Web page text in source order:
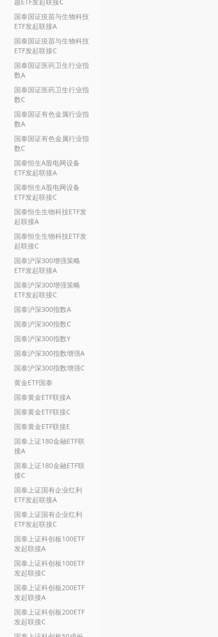
国泰国证疫苗与生物科技
ETF发起联接A
国泰国证疫苗与生物科技
ETF发起联接C
国泰国证医药卫生行业指
数A
国泰国证医药卫生行业指
数C
国泰国证有色金属行业指
数A
国泰国证有色金属行业指
数C
国泰恒生A股电网设备
ETF发起联接A
国泰恒生A股电网设备
ETF发起联接C
国泰恒生生物科技ETF发
起联接A
国泰恒生生物科技ETF发
起联接C
国泰沪深300增强策略
ETF发起联接A
国泰沪深300增强策略
ETF发起联接C
国泰沪深300指数A
国泰沪深300指数C
国泰沪深300指数Y
国泰沪深300指数增强A
国泰沪深300指数增强C
黄金ETF国泰
国泰黄金ETF联接A
国泰黄金ETF联接C
国泰黄金ETF联接E
国泰上证180金融ETF联
接A
国泰上证180金融ETF联
接C
国泰上证国有企业红利
ETF发起联接A
国泰上证国有企业红利
ETF发起联接C
国泰上证科创板100ETF
发起联接A
国泰上证科创板100ETF
发起联接C
国泰上证科创板200ETF
发起联接A
国泰上证科创板200ETF
发起联接C